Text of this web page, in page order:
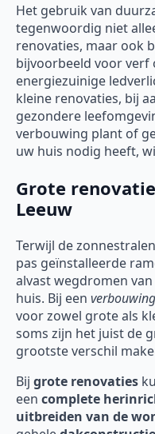
Het gebruik van
tegenwoordig niet
renovaties, maar ook
bijvoorbeeld voor verf
energiezuinige
kleine renovaties, bij
gezondere
verbouwing plant of
uw huis nodig heeft,
Grote
Leeuw
Terwijl de
pas geïnstalleerde
alvast wegdromen
huis. Bij een
voor zowel grote als
soms zijn het juist de
grootste verschil
Bij grote renovaties
een complete
uitbreiden van de